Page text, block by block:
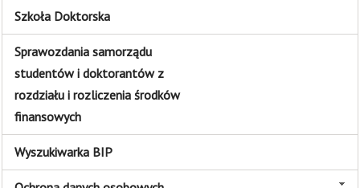
Szkoła Doktorska
Sprawozdania samorządu
studentów i doktorantów z
rozdziału i rozliczenia środków
finansowych
Wyszukiwarka BIP